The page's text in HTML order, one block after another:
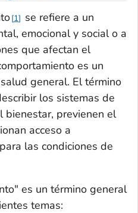
1
se refiere a un
emocional y social o a
que afectan el
es un
general. El término
los sistemas de
bienestar, previenen el
acceso a
las condiciones de
es un término general
temas: